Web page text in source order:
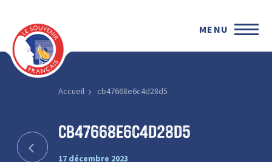
MENU
Accueil cb47668e6c4d28d5
cb47668e6c4d28d5
17 décembre 2023